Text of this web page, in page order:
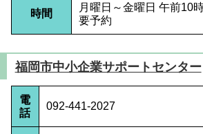
時間
月曜日～金曜日 午前10
要予約
福岡市中小企業サポートセンター
電
話
092-441-2027